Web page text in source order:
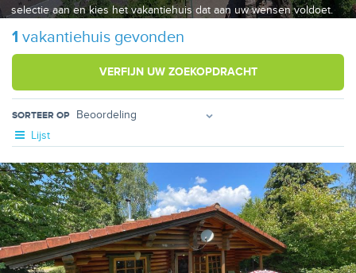
selectie aan en kies het vakantiehuis dat aan uw wensen voldoet.
1 vakantiehuis gevonden
VERFIJN UW ZOEKOPDRACHT
SORTEER OP
Lijst